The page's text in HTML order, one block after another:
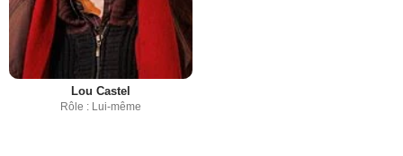
Lou Castel
Rôle : Lui-même